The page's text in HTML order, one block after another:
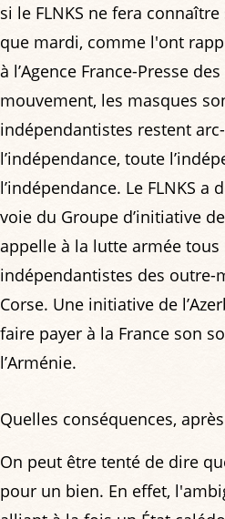
si le FLNKS ne fera
que mardi, comme l'ont
à l’Agence France-Presse
mouvement, les masques
indépendantistes restent
l’indépendance, toute
l’indépendance. Le FLNKS
voie du Groupe d’initiative
appelle à la lutte armée
indépendantistes des outre-
Corse. Une initiative de
faire payer à la France son
l’Arménie.
Quelles conséquences,
On peut être tenté de dire
pour un bien. En effet,